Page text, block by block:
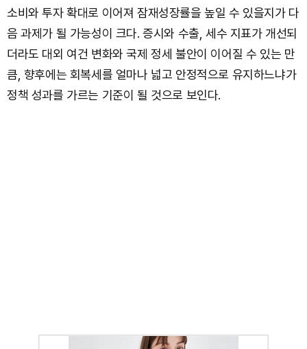
소비와 투자 확대로 이어져 잠재성장률을 높일 수 있을지가 다
음 과제가 될 가능성이 크다. 증시와 수출, 세수 지표가 개선되
더라도 대외 여건 변화와 국제 정세 불안이 이어질 수 있는 만
큼, 향후에는 회복세를 얼마나 넓고 안정적으로 유지하느냐가
정책 성과를 가르는 기준이 될 것으로 보인다.